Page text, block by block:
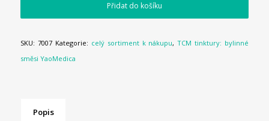
Přidat do košíku
SKU: 7007 Kategorie: celý sortiment k nákupu,TCM tinktury: bylinné
směsi YaoMedica
Popis